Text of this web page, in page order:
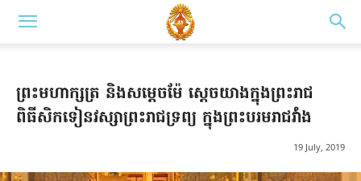
ព្រះមហាក្សត្រ និងសម្តេចម៉ែ ស្តេចយាងក្នុងព្រះរាជ
ពិធីសិកទៀនវស្សាព្រះរាជទ្រព្យ ក្នុងព្រះបរមរាជវាំង
19 July, 2019